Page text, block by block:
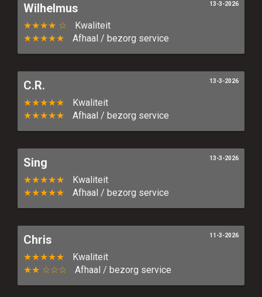
Wilhelmus
★★★★ ☆
Kwaliteit
★★★★★
Afhaal / bezorg service
13-3-2026
C.R.
★★★★★
Kwaliteit
★★★★★
Afhaal / bezorg service
13-3-2026
Sing
★★★★★
Kwaliteit
★★★★★
Afhaal / bezorg service
13-3-2026
Chris
★★★★★
Kwaliteit
★★ ☆☆☆
Afhaal / bezorg service
11-3-2026